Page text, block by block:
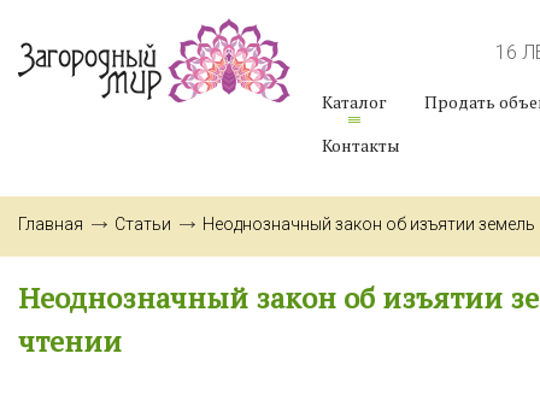
16
Каталог
Продать
Контакты
Главная Статьи Неоднозначный закон об изъятии
Неоднозначный закон об изъятии
чтении